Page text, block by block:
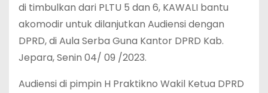
di timbulkan dari PLTU 5 dan 6, KAWALI bantu
akomodir untuk dilanjutkan Audiensi dengan
DPRD, di Aula Serba Guna Kantor DPRD Kab.
Jepara, Senin 04/ 09 /2023.
Audiensi di pimpin H Praktikno Wakil Ketua DPRD